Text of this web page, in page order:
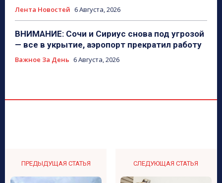
Лента Новостей 6 Августа, 2026
ВНИМАНИЕ: Сочи и Сириус снова под угрозой
— все в укрытие, аэропорт прекратил работу
Важное За День 6 Августа, 2026
ПРЕДЫДУЩАЯ СТАТЬЯ СЛЕДУЮЩАЯ СТАТЬЯ